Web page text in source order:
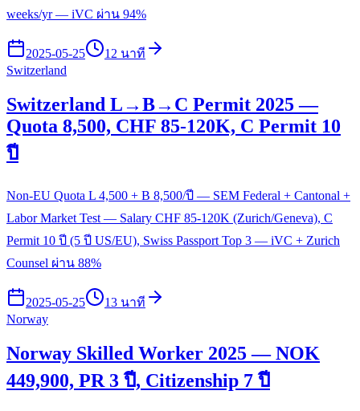
weeks/yr — iVC ผ่าน 94%
2025-05-25
12 นาที
Switzerland
Switzerland L→B→C Permit 2025 —
Quota 8,500, CHF 85-120K, C Permit 10
ปี
Non-EU Quota L 4,500 + B 8,500/ปี — SEM Federal + Cantonal +
Labor Market Test — Salary CHF 85-120K (Zurich/Geneva), C
Permit 10 ปี (5 ปี US/EU), Swiss Passport Top 3 — iVC + Zurich
Counsel ผ่าน 88%
2025-05-25
13 นาที
Norway
Norway Skilled Worker 2025 — NOK
449,900, PR 3 ปี, Citizenship 7 ปี